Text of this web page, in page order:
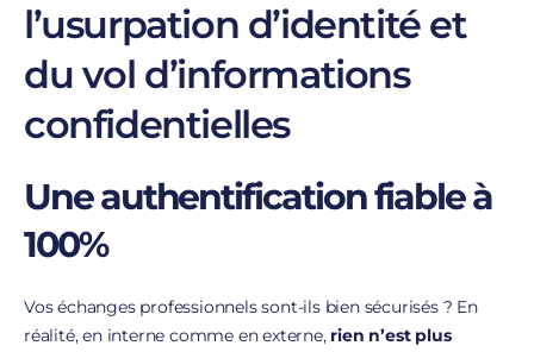
l’usurpation d’identité et
du vol d’informations
confidentielles
Une authentification fiable à
100%
Vos échanges professionnels sont-ils bien sécurisés ? En
réalité, en interne comme en externe, rien n’est plus